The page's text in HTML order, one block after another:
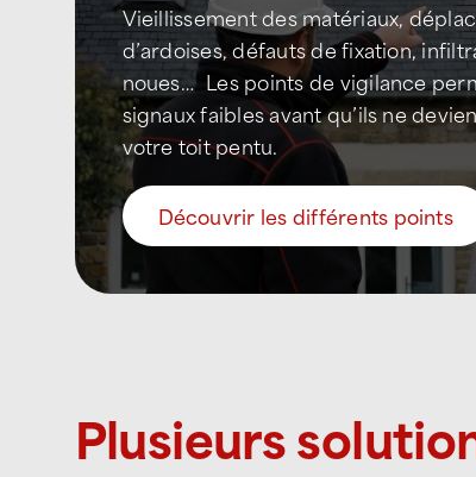
Vieillissement des matériaux,
d’ardoises, défauts de fixation,
noues… Les points de vigilance
signaux faibles avant qu’ils ne
votre toit pentu.
Découvrir les différents points
Plusieurs